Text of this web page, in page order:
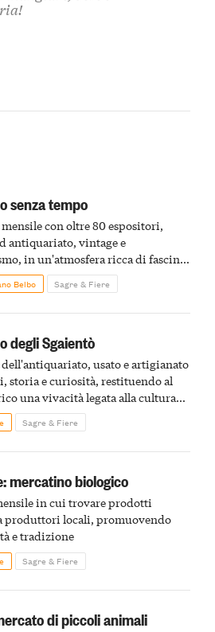
senza tempo
con oltre 80 espositori,
antiquariato, vintage e
in un'atmosfera ricca di fascino
Belbo Sagre & Fiere
degli Sgaientò
usato e artigianato
storia e curiosità, restituendo al
una vivacità legata alla cultura
scoperta di pezzi dal passato
Sagre & Fiere
mercatino biologico
in cui trovare prodotti
produttori locali, promuovendo
e tradizione
Sagre & Fiere
di piccoli animali